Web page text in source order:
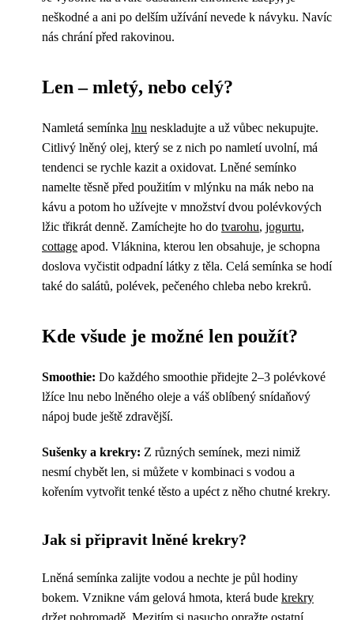
neškodné a ani po delším užívání nevede k návyku. Navíc
nás chrání před rakovinou.
Len – mletý, nebo celý?
Namletá semínka lnu neskladujte a už vůbec nekupujte.
Citlivý lněný olej, který se z nich po namletí uvolní, má
tendenci se rychle kazit a oxidovat. Lněné semínko
namelte těsně před použitím v mlýnku na mák nebo na
kávu a potom ho užívejte v množství dvou polévkových
lžic třikrát denně. Zamíchejte ho do tvarohu, jogurtu,
cottage apod. Vláknina, kterou len obsahuje, je schopna
doslova vyčistit odpadní látky z těla. Celá semínka se hodí
také do salátů, polévek, pečeného chleba nebo krekrů.
Kde všude je možné len použít?
Smoothie: Do každého smoothie přidejte 2–3 polévkové
lžíce lnu nebo lněného oleje a váš oblíbený snídaňový
nápoj bude ještě zdravější.
Sušenky a krekry: Z různých semínek, mezi nimiž
nesmí chybět len, si můžete v kombinaci s vodou a
kořením vytvořit tenké těsto a upéct z něho chutné krekry.
Jak si připravit lněné krekry?
Lněná semínka zalijte vodou a nechte je půl hodiny
bokem. Vznikne vám gelová hmota, která bude krekry
držet pohromadě. Mezitím si nasucho opražte ostatní